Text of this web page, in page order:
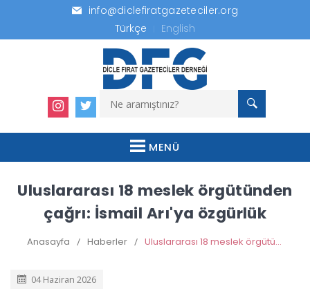
info@diclefiratgazeteciler.org
Türkçe
English
MENÜ
Uluslararası 18 meslek örgütünden
çağrı: İsmail Arı'ya özgürlük
Anasayfa / Haberler / Uluslararası 18 meslek örgütünden çağrı: İsmail Arı'ya özgürlük
04 Haziran 2026